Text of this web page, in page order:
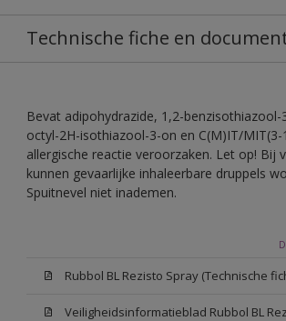
Technische fiche en
Bevat adipohydrazide, 1,2-benzisothiazool-
octyl-2H-isothiazool-3-on en C(M)IT/MIT(3-
allergische reactie veroorzaken. Let op! Bij
kunnen gevaarlijke inhaleerbare druppels
Spuitnevel niet inademen.
Rubbol BL Rezisto Spray (Technische